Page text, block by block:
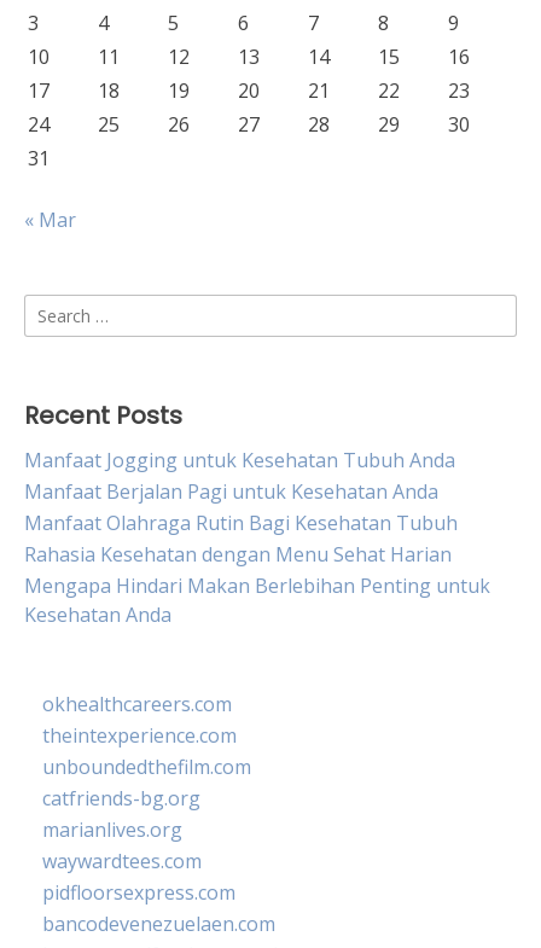
3
4 5 6 7 8
9
10
11 12 13 14 15
16
17
18 19 20 21 22
23
24
25 26 27 28 29
30
31
« Mar
Search
for:
Recent Posts
Manfaat Jogging untuk Kesehatan Tubuh Anda
Manfaat Berjalan Pagi untuk Kesehatan Anda
Manfaat Olahraga Rutin Bagi Kesehatan Tubuh
Rahasia Kesehatan dengan Menu Sehat Harian
Mengapa Hindari Makan Berlebihan Penting untuk
Kesehatan Anda
okhealthcareers.com
theintexperience.com
unboundedthefilm.com
catfriends-bg.org
marianlives.org
waywardtees.com
pidfloorsexpress.com
bancodevenezuelaen.com